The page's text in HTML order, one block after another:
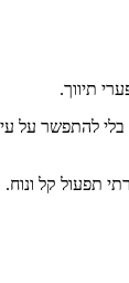
בלי להתפשר על
תפעול קל ונוח.